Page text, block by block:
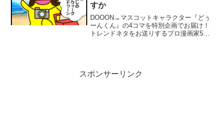
すか
DOOON→マスコットキャラクター『どぅ
ーんくん』の4コマを特別企画でお届け！
トレンドネタをお送りするプロ漫画家502
スポンサーリンク